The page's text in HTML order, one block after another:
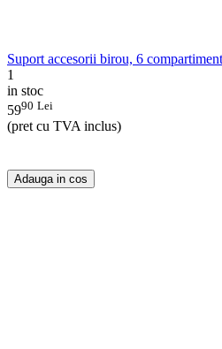
Suport accesorii birou, 6
1
in stoc
5990 Lei
(pret cu TVA inclus)
Adauga in cos